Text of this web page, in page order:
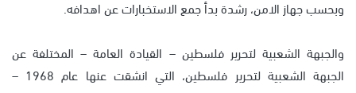
وبحسب جهاز الامن، رشدة بدأ جمع الاستخبارات عن اهدافه.
والجبهة الشعبية لتحرير فلسطين – القيادة العامة – المختلفة عن
الجبهة الشعبية لتحرير فلسطين، التي انشقت عنها عام 1968 –